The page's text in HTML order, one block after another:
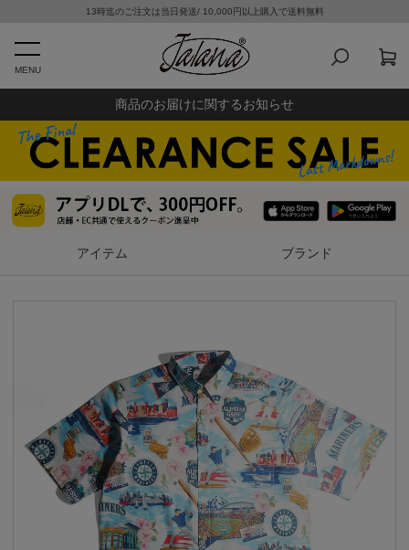
13時迄のご注文は当日発送/ 10,000円以上購入で送料無料
MENU
商品のお届けに関するお知らせ
アイテム ブランド